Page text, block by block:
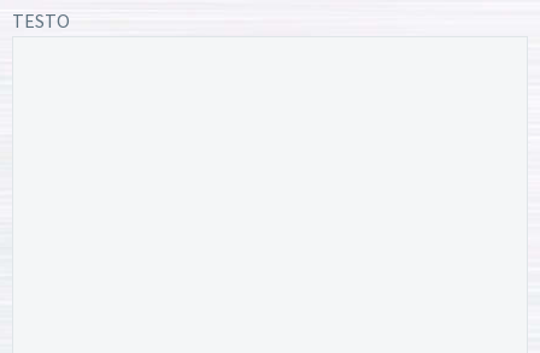
TESTO